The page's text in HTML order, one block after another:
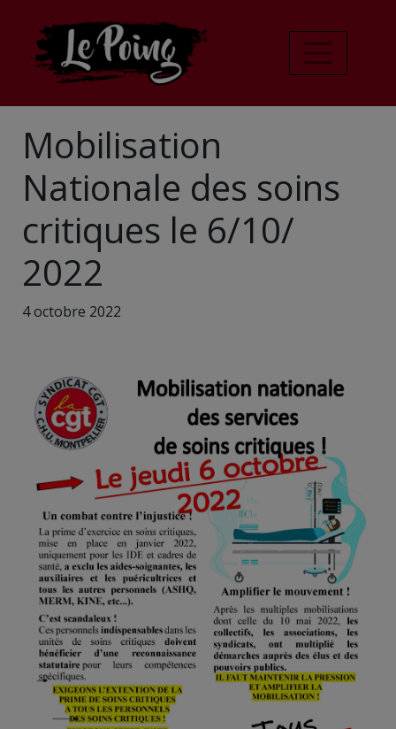
Mobilisation
Nationale des soins
critiques le 6/10/
2022
4 octobre 2022